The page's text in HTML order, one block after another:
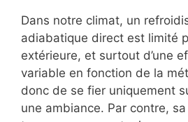
Dans notre climat, un
adiabatique direct est limité
extérieure, et surtout d’une
variable en fonction de la
donc de se fier uniquement
une ambiance. Par contre,